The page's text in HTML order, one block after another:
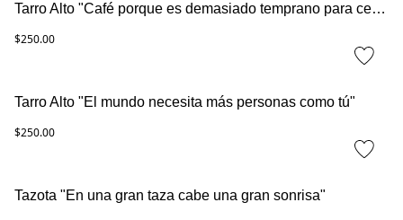
Tarro Alto "Café porque es demasiado temprano para cerveza"
$250.00
Tarro Alto "El mundo necesita más personas como tú"
$250.00
Tazota "En una gran taza cabe una gran sonrisa"